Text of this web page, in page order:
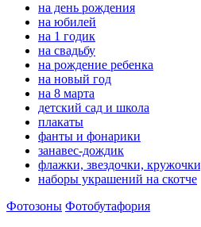
на день рождения
на юбилей
на 1 годик
на свадьбу
на рождение ребенка
на новый год
на 8 марта
детский сад и школа
плакаты
фанты и фонарики
занавес-дождик
флажки, звездочки,
наборы украшений на скотче
Фотозоны Фотобутафория